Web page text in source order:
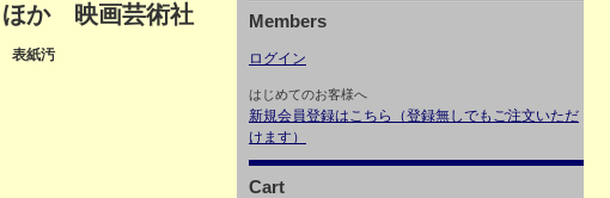
ほか 映画芸術社
表紙汚
Members
ログイン
はじめてのお客様へ
新規会員登録はこちら（登録無しでもご注文いただ
けます）
Cart